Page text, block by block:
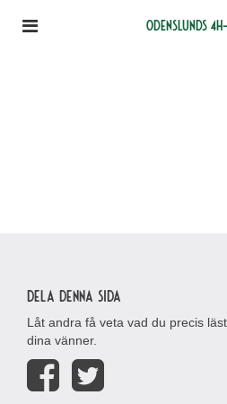
Odenslunds
Dela denna sida
Låt andra få veta vad du precis
dina vänner.